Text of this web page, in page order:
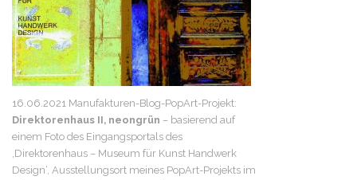
16.06.2021 Manufakturen-Blog-PopArt-Projekt:
Direktorenhaus II, neongrün – basierend auf
einem Foto des Eingangsportals des
‚Direktorenhaus – Museum für Kunst Handwerk
Design‘, Ausstellungsort meines PopArt-Projekts im